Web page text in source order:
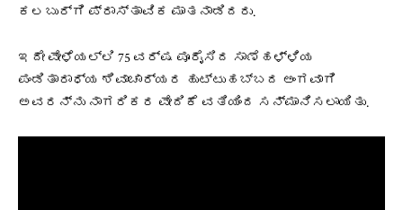
ಕಲಬುರ್ಗಿ ಪ್ರಾಸ್ತಾವಿಕ ಮಾತನಾಡಿದರು.
ಇದೇ ವೇಳೆಯಲ್ಲಿ 75 ವರ್ಷ ಪೂರೈಸಿದ ಸಾಣೆಹಳ್ಳಿಯ
ಪಂಡಿತಾರಾಧ್ಯ ಶಿವಾಚಾರ್ಯರ ಹುಟ್ಟುಹಬ್ಬದ ಅಂಗವಾಗಿ
ಅವರನ್ನು ನಾಗರಿಕರ ವೇದಿಕೆ ವತಿಯಿಂದ ಸನ್ಮಾನಿಸಲಾಯಿತು.